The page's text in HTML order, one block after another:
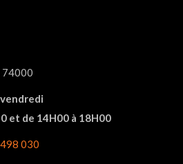
74000 Annecy – France
et de 14H00 à 18H00
030